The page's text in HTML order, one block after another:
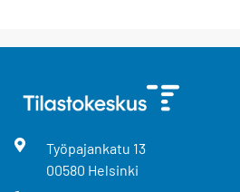
Työpajankatu 13
00580 Helsinki